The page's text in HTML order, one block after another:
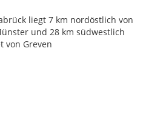
liegt 7 km nordöstlich von
und 28 km südwestlich
von Greven